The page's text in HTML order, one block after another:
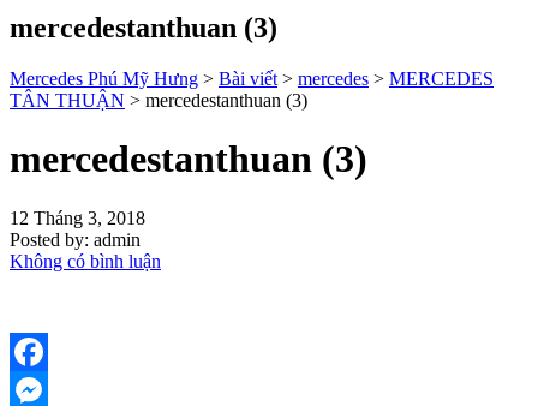
mercedestanthuan (3)
Mercedes Phú Mỹ Hưng > Bài viết > mercedes > MERCEDES
TÂN THUẬN > mercedestanthuan (3)
mercedestanthuan (3)
12 Tháng 3, 2018
Posted by: admin
Không có bình luận
Facebook